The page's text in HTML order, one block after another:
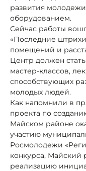
развития
оборудованием.
Сейчас работы
«Последние
помещений и
Центр должен
мастер-классов,
способствующих
молодых людей.
Как напомнили в
проекта по
Майском районе
участию
Росмолодежи
конкурса, Майский
реализацию